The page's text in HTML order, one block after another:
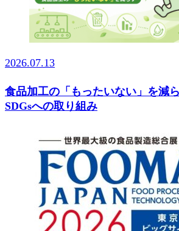
2026.07.13
食品加工の「もったいない」を減
SDGsへの取り組み